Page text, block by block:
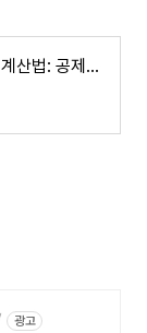
연말정산 신용카드 소득공제 계산법: 공제율과 절세 팁
광고